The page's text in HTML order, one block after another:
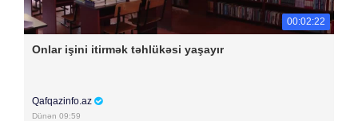
00:02:22
Onlar işini itirmək təhlükəsi yaşayır
Qafqazinfo.az
Dünən 09:59